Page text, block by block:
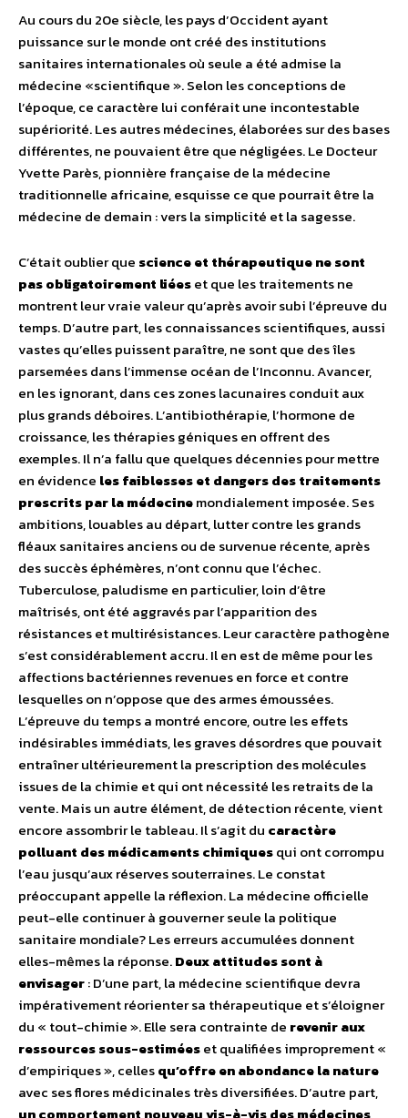
Au cours du 20e siècle, les pays d’Occident ayant
puissance sur le monde ont créé des institutions
sanitaires internationales où seule a été admise la
médecine «scientifique ». Selon les conceptions de
l’époque, ce caractère lui conférait une incontestable
supériorité. Les autres médecines, élaborées sur des bases
différentes, ne pouvaient être que négligées. Le Docteur
Yvette Parès, pionnière française de la médecine
traditionnelle africaine, esquisse ce que pourrait être la
médecine de demain : vers la simplicité et la sagesse.
C’était oublier que science et thérapeutique ne sont
pas obligatoirement liéeset que les traitements ne
montrent leur vraie valeur qu’après avoir subi l’épreuve du
temps. D’autre part, les connaissances scientifiques, aussi
vastes qu’elles puissent paraître, ne sont que des îles
parsemées dans l’immense océan de l’Inconnu. Avancer,
en les ignorant, dans ces zones lacunaires conduit aux
plus grands déboires. L’antibiothérapie, l’hormone de
croissance, les thérapies géniques en offrent des
exemples. Il n’a fallu que quelques décennies pour mettre
en évidence les faiblesses et dangers des traitements
prescrits par la médecinemondialement imposée. Ses
ambitions, louables au départ, lutter contre les grands
fléaux sanitaires anciens ou de survenue récente, après
des succès éphémères, n’ont connu que l’échec.
Tuberculose, paludisme en particulier, loin d’être
maîtrisés, ont été aggravés par l’apparition des
résistances et multirésistances. Leur caractère pathogène
s’est considérablement accru. Il en est de même pour les
affections bactériennes revenues en force et contre
lesquelles on n’oppose que des armes émoussées.
L’épreuve du temps a montré encore, outre les effets
indésirables immédiats, les graves désordres que pouvait
entraîner ultérieurement la prescription des molécules
issues de la chimie et qui ont nécessité les retraits de la
vente. Mais un autre élément, de détection récente, vient
encore assombrir le tableau. Il s’agit du caractère
polluant des médicaments chimiquesqui ont corrompu
l’eau jusqu’aux réserves souterraines. Le constat
préoccupant appelle la réflexion. La médecine officielle
peut-elle continuer à gouverner seule la politique
sanitaire mondiale? Les erreurs accumulées donnent
elles-mêmes la réponse.Deux attitudes sont à
envisager: D’une part, la médecine scientifique devra
impérativement réorienter sa thérapeutique et s’éloigner
du « tout-chimie ». Elle sera contrainte de revenir aux
ressources sous-estiméeset qualifiées improprement «
d’empiriques », cellesqu’offre en abondance la nature
avec ses flores médicinales très diversifiées. D’autre part,